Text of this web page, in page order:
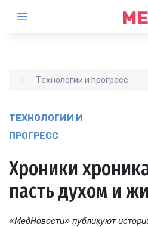
Технологии и прогресс
ТЕХНОЛОГИИ И
ПРОГРЕСС
Хроники
пасть духом и
«МедНовости» публикуют